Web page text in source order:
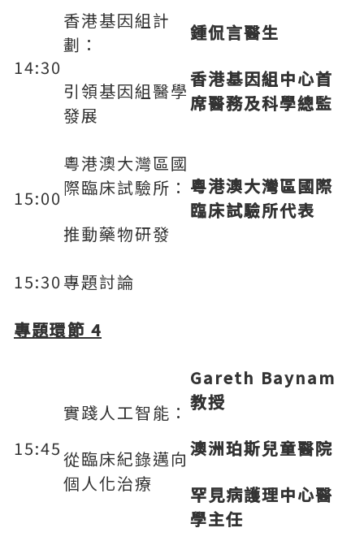
14:30
香港基因組計
劃：
引領基因組醫學
發展
鍾侃言醫生
香港基因組中心首
席醫務及科學總監
15:00
粵港澳大灣區國
際臨床試驗所：
推動藥物研發
粵港澳大灣區國際
臨床試驗所代表
15:30專題討論
專題環節 4
15:45
實踐人工智能：
從臨床紀錄邁向
個人化治療
Gareth Baynam
教授
澳洲珀斯兒童醫院
罕見病護理中心醫
學主任